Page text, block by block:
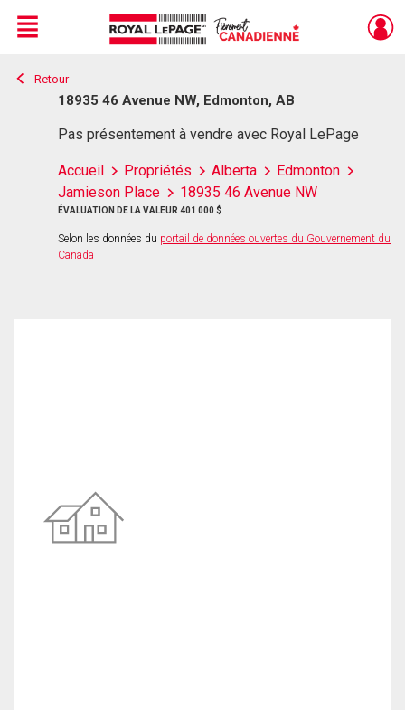
Live
En Direct
Menu
Retour
18935 46 Avenue NW, Edmonton, AB
Pas présentement à vendre avec Royal LePage
Accueil Propriétés Alberta
Edmonton
Jamieson Place
18935 46 Avenue NW
ÉVALUATION DE LA VALEUR 401 000 $
Selon les données du portail de données ouvertes du Gouvernement du
Canada